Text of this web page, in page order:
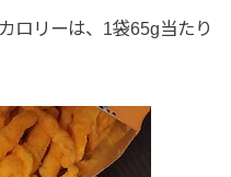
ロリーは、1袋65g当たり